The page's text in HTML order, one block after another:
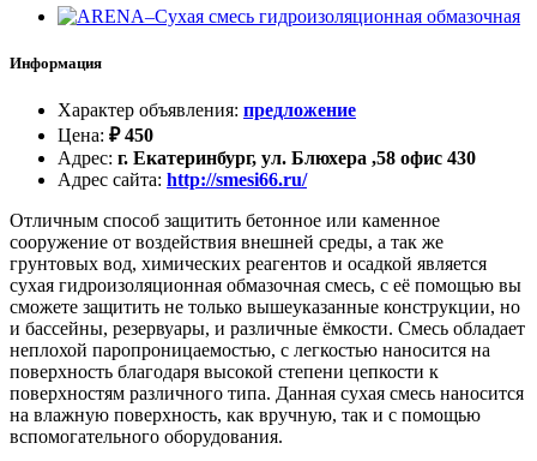
Информация
Характер объявления: предложение
Цена: ₽450
Адрес: г. Екатеринбург, ул. Блюхера ,58 офис 430
Адрес сайта: http://smesi66.ru/
Отличным способ защитить бетонное или каменное
сооружение от воздействия внешней среды, а так же
грунтовых вод, химических реагентов и осадкой является
сухая гидроизоляционная обмазочная смесь, с её помощью вы
сможете защитить не только вышеуказанные конструкции, но
и бассейны, резервуары, и различные ёмкости. Смесь обладает
неплохой паропроницаемостью, с легкостью наносится на
поверхность благодаря высокой степени цепкости к
поверхностям различного типа. Данная сухая смесь наносится
на влажную поверхность, как вручную, так и с помощью
вспомогательного оборудования.